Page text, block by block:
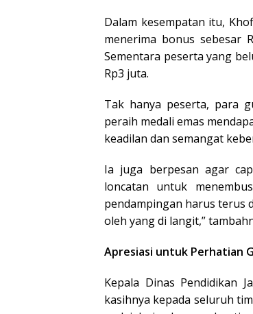
Dalam kesempatan itu,
menerima bonus sebesar
Sementara peserta yang
Rp3 juta.
Tak hanya peserta, para
peraih medali emas
keadilan dan semangat
Ia juga berpesan agar
loncatan untuk
pendampingan harus terus
oleh yang di langit,”
Apresiasi untuk Perhatian
Kepala Dinas Pendidikan
kasihnya kepada seluruh